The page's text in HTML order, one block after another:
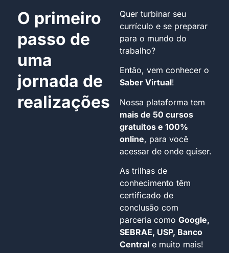
O primeiro
passo de
uma
jornada de
realizações
Quer turbinar seu
currículo e se preparar
para o mundo do
trabalho?
Então, vem conhecer o
Saber Virtual!
Nossa plataforma tem
mais de 50 cursos
gratuitos e 100%
online, para você
acessar de onde quiser.
As trilhas de
conhecimento têm
certificado de
conclusão com
parceria como Google,
SEBRAE, USP, Banco
Central e muito mais!